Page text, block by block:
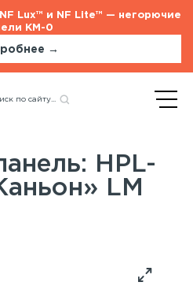
Lux™ и NF Lite™ — негорючие
КМ-0
→
покрытием
панелей
панели
HPL-
LM